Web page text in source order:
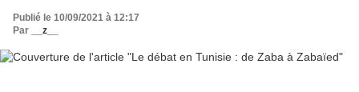
Publié le 10/09/2021 à 12:17
Par
__z__